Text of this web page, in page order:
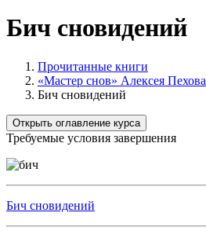
Бич сновидений
Прочитанные книги
«Мастер снов» Алексея Пехова
Бич сновидений
Открыть оглавление курса
Требуемые условия завершения
Бич сновидений